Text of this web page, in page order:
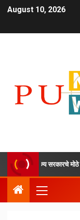
August 10, 2026
सरकारचे मोठे योगदान: